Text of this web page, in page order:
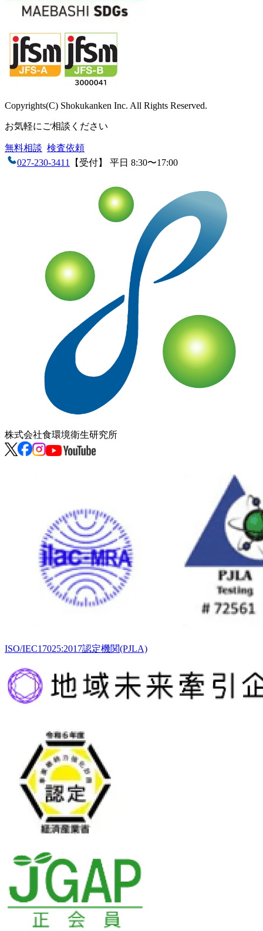
Copyrights(C) Shokukanken Inc. All Rights Reserved.
お気軽にご相談ください
無料相談 検査依頼
027-230-3411
【受付】 平日 8:30〜17:00
株式会社食環境衛生研究所
ISO/IEC17025:2017認定機関(PJLA)